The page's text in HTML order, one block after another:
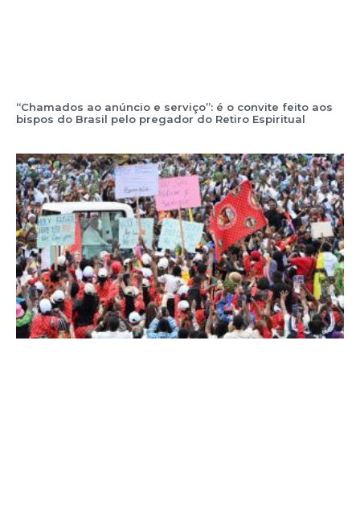
“Chamados ao anúncio e serviço”: é o convite feito aos
bispos do Brasil pelo pregador do Retiro Espiritual